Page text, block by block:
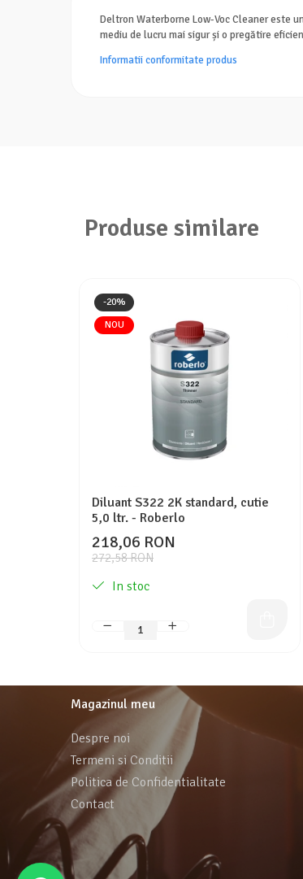
Deltron Waterborne Low-Voc Cleaner este
mediu de lucru mai sigur și o pregătire
Informatii conformitate produs
Produse similare
-20%
NOU
Diluant S322 2K standard, cutie
5,0 ltr. - Roberlo
272,58 RON
218,06 RON
In stoc
Magazinul meu
Despre noi
Termeni si Conditii
Politica de Confidentialitate
Contact